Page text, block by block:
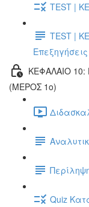
TEST |
TEST |
Επεξηγήσεις
ΚΕΦΑΛΑΙΟ 10:
(ΜΕΡΟΣ 1ο)
Quiz